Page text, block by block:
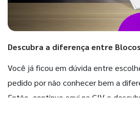
Descubra a diferença entre
Você já ficou em dúvida entre
pedido por não conhecer bem a
Então, continue aqui na GIV e